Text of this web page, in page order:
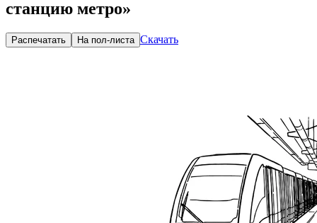
станцию метро»
Распечатать На пол-листа Скачать